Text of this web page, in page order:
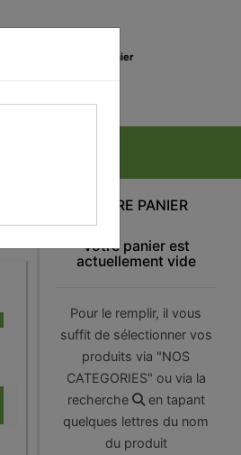
Mon panier
VOTRE PANIER
Votre panier est
actuellement vide
Pour le remplir, il vous
suffit de sélectionner vos
produits via "NOS
CATEGORIES" ou via la
recherche
en tapant
quelques lettres du nom
du produit